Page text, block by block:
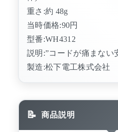
重さ:約 48g
当時価格:90円
型番:WH4312
説明:”コードが痛まない
製造:松下電工株式会社
商品説明